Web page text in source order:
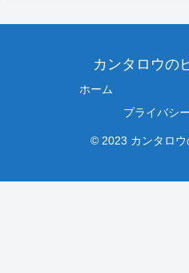
カンタロウの
ホーム
プライバシ
© 2023 カンタロウ